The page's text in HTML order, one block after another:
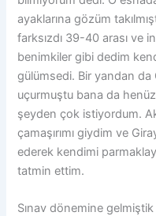
ayaklarına gözüm
farksızdı 39-40 arası ve
benimkiler gibi dedim
gülümsedi. Bir yandan da
uçurmuştu bana da
şeyden çok istiyordum.
çamaşırımı giydim ve
ederek kendimi
tatmin ettim.
Sınav dönemine